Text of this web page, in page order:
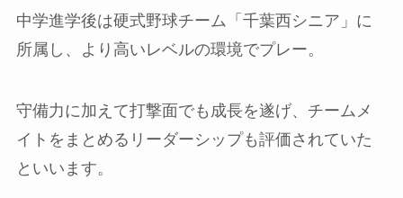
中学進学後は硬式野球チーム「千葉西シニア」に
所属し、より高いレベルの環境でプレー。
守備力に加えて打撃面でも成長を遂げ、チームメ
イトをまとめるリーダーシップも評価されていた
といいます。